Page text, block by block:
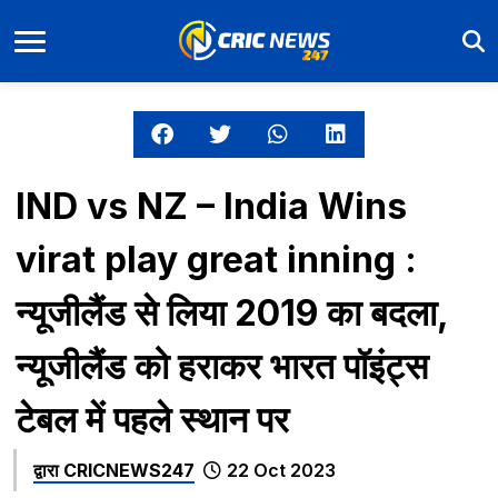
IND vs NZ – India Wins
virat play great inning :
न्यूजीलैंड से लिया 2019 का बदला,
न्यूजीलैंड को हराकर भारत पॉइंट्स
टेबल में पहले स्थान पर
द्वारा CRICNEWS247 22 Oct 2023